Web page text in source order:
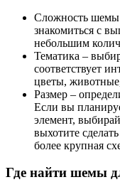
Сложность шемы
знакомиться с
небольшим
Тематика –
соответствует
цветы,
Размер –
Если вы
элемент,
выхотите
более крупная
Где найти шемы